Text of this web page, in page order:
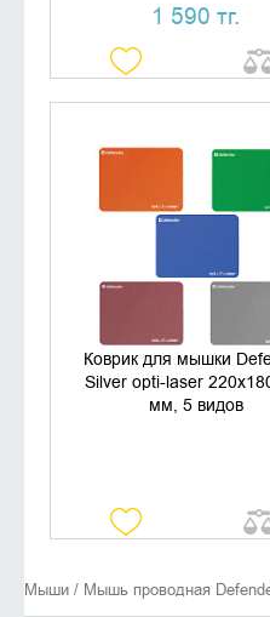
1 590 тг.
Коврик для мышки
Silver opti-laser
мм, 5 видов
Мыши / Мышь проводная